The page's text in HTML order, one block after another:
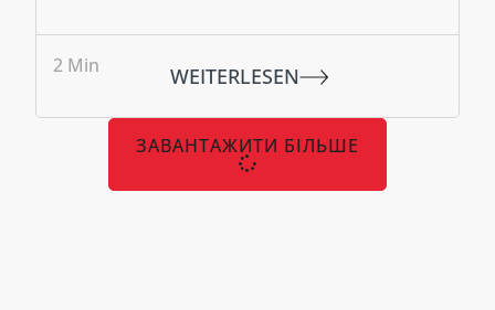
2 Min WEITERLESEN
ЗАВАНТАЖИТИ БІЛЬШЕ